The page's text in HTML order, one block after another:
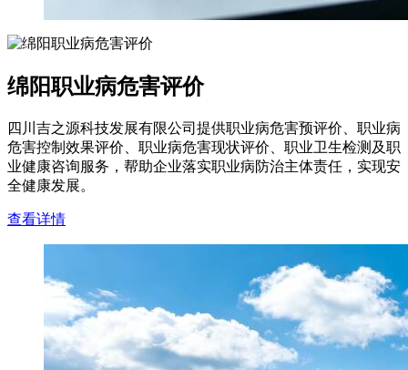
绵阳职业病危害评价
四川吉之源科技发展有限公司提供职业病危害预评价、职业病
危害控制效果评价、职业病危害现状评价、职业卫生检测及职
业健康咨询服务，帮助企业落实职业病防治主体责任，实现安
全健康发展。
查看详情